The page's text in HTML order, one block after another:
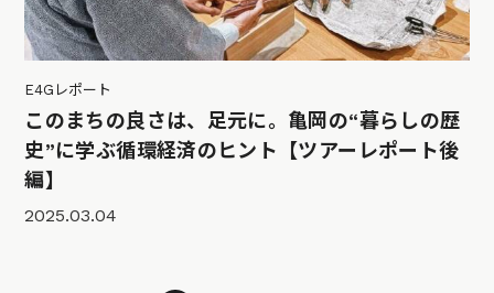
E4Gレポート
このまちの良さは、足元に。亀岡の“暮らしの歴
史”に学ぶ循環経済のヒント【ツアーレポート後
編】
2025.03.04